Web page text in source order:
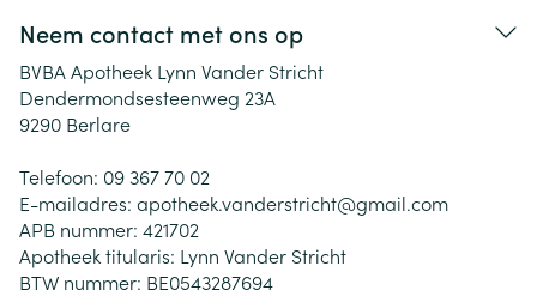
Neem contact met ons op
BVBA Apotheek Lynn Vander Stricht
Dendermondsesteenweg 23A
9290 Berlare
Telefoon: 09 367 70 02
E-mailadres: apotheek.vanderstricht@gmail.com
APB nummer: 421702
Apotheek titularis: Lynn Vander Stricht
BTW nummer: BE0543287694